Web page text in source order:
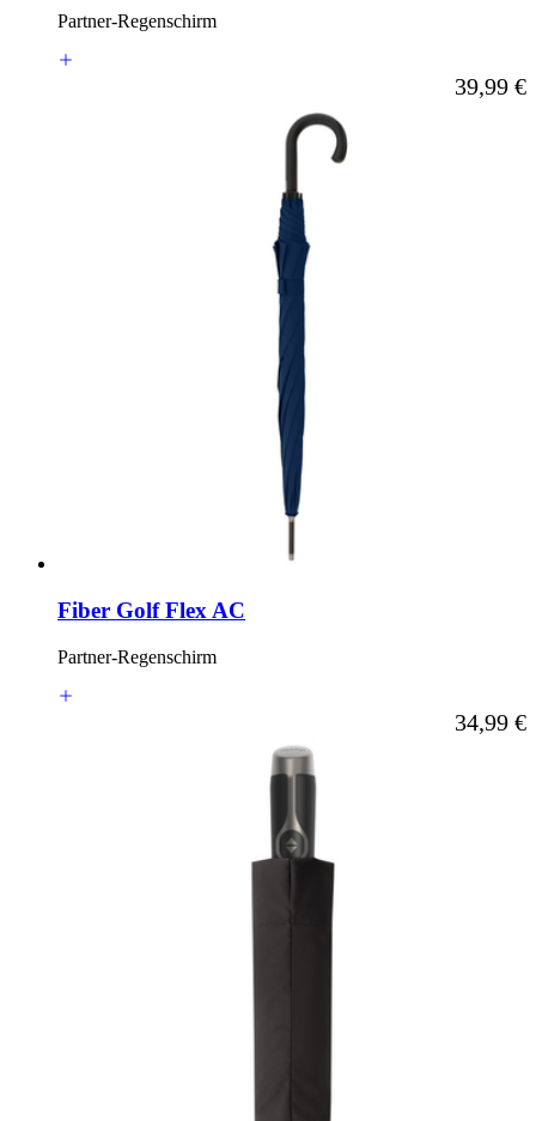
Partner-Regenschirm
Ab
39,99 €
Fiber Golf Flex AC
Partner-Regenschirm
Ab
34,99 €